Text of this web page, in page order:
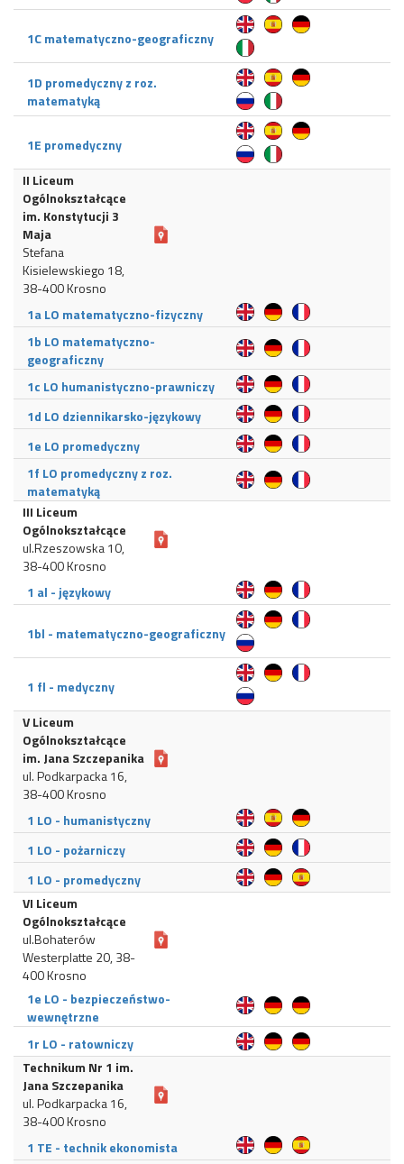
1C matematyczno-geograficzny
1D promedyczny z roz.
matematyką
1E promedyczny
II Liceum
Ogólnokształcące
im. Konstytucji 3
Maja
Stefana
Kisielewskiego 18,
38-400 Krosno
1a LO matematyczno-fizyczny
1b LO matematyczno-
geograficzny
1c LO humanistyczno-prawniczy
1d LO dziennikarsko-językowy
1e LO promedyczny
1f LO promedyczny z roz.
matematyką
III Liceum
Ogólnokształcące
ul.Rzeszowska 10,
38-400 Krosno
1 al - językowy
1bl - matematyczno-geograficzny
1 fl - medyczny
V Liceum
Ogólnokształcące
im. Jana Szczepanika
ul. Podkarpacka 16,
38-400 Krosno
1 LO - humanistyczny
1 LO - pożarniczy
1 LO - promedyczny
VI Liceum
Ogólnokształcące
ul.Bohaterów
Westerplatte 20, 38-
400 Krosno
1e LO - bezpieczeństwo-
wewnętrzne
1r LO - ratowniczy
Technikum Nr 1 im.
Jana Szczepanika
ul. Podkarpacka 16,
38-400 Krosno
1 TE - technik ekonomista